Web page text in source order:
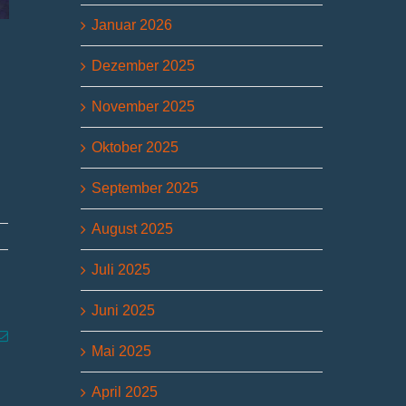
E-
Januar 2026
Dezember 2025
November 2025
Oktober 2025
September 2025
August 2025
Juli 2025
Juni 2025
Mai 2025
April 2025